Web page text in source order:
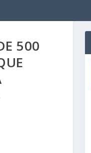
500